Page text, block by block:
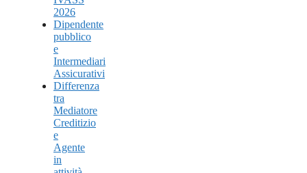
2026
Dipendente
pubblico
e
Intermediari
Assicurativi
Differenza
tra
Mediatore
Creditizio
e
Agente
in